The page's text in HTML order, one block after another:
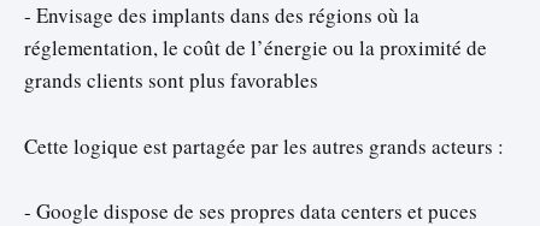
- Envisage des implants dans des régions où la
réglementation, le coût de l’énergie ou la proximité de
grands clients sont plus favorables
Cette logique est partagée par les autres grands acteurs :
- Google dispose de ses propres data centers et puces